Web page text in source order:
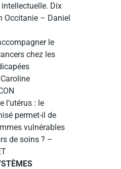
Dix
Occitanie – Daniel
le
chez les
l’utérus : le
permet-il de
vulnérables
de soins ? –